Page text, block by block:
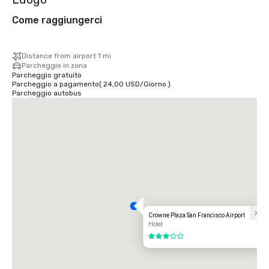
Come raggiungerci
Distance from airport 1 mi
Parcheggio in zona
Parcheggio gratuito
Parcheggio a pagamento( 24,00 USD/Giorno )
Parcheggio autobus
Crowne Plaza San Francisco Airport
Hotel
3 su 5